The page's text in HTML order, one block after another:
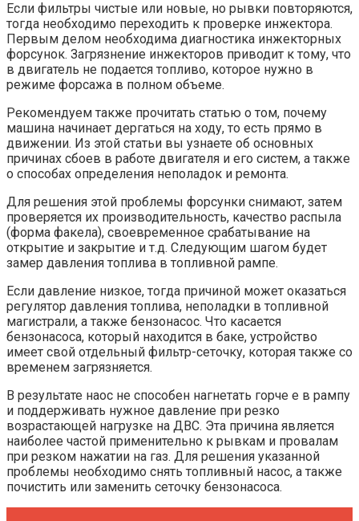
Если фильтры чистые или новые, но рывки повторяются,
тогда необходимо переходить к проверке инжектора.
Первым делом необходима диагностика инжекторных
форсунок. Загрязнение инжекторов приводит к тому, что
в двигатель не подается топливо, которое нужно в
режиме форсажа в полном объеме.
Рекомендуем также прочитать статью о том, почему
машина начинает дергаться на ходу, то есть прямо в
движении. Из этой статьи вы узнаете об основных
причинах сбоев в работе двигателя и его систем, а также
о способах определения неполадок и ремонта.
Для решения этой проблемы форсунки снимают, затем
проверяется их производительность, качество распыла
(форма факела), своевременное срабатывание на
открытие и закрытие и т.д. Следующим шагом будет
замер давления топлива в топливной рампе.
Если давление низкое, тогда причиной может оказаться
регулятор давления топлива, неполадки в топливной
магистрали, а также бензонасос. Что касается
бензонасоса, который находится в баке, устройство
имеет свой отдельный фильтр-сеточку, которая также со
временем загрязняется.
В результате наос не способен нагнетать горче е в рампу
и поддерживать нужное давление при резко
возрастающей нагрузке на ДВС. Эта причина является
наиболее частой применительно к рывкам и провалам
при резком нажатии на газ. Для решения указанной
проблемы необходимо снять топливный насос, а также
почистить или заменить сеточку бензонасоса.